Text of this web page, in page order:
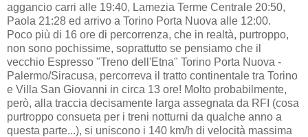
aggancio carri alle 19:40, Lamezia Terme Centrale 20:50,
Paola 21:28 ed arrivo a Torino Porta Nuova alle 12:00.
Poco più di 16 ore di percorrenza, che in realtà, purtroppo,
non sono pochissime, soprattutto se pensiamo che il
vecchio Espresso "Treno dell'Etna" Torino Porta Nuova -
Palermo/Siracusa, percorreva il tratto continentale tra Torino
e Villa San Giovanni in circa 13 ore! Molto probabilmente,
però, alla traccia decisamente larga assegnata da RFI (cosa
purtroppo consueta per i treni notturni da qualche anno a
questa parte...), si uniscono i 140 km/h di velocità massima